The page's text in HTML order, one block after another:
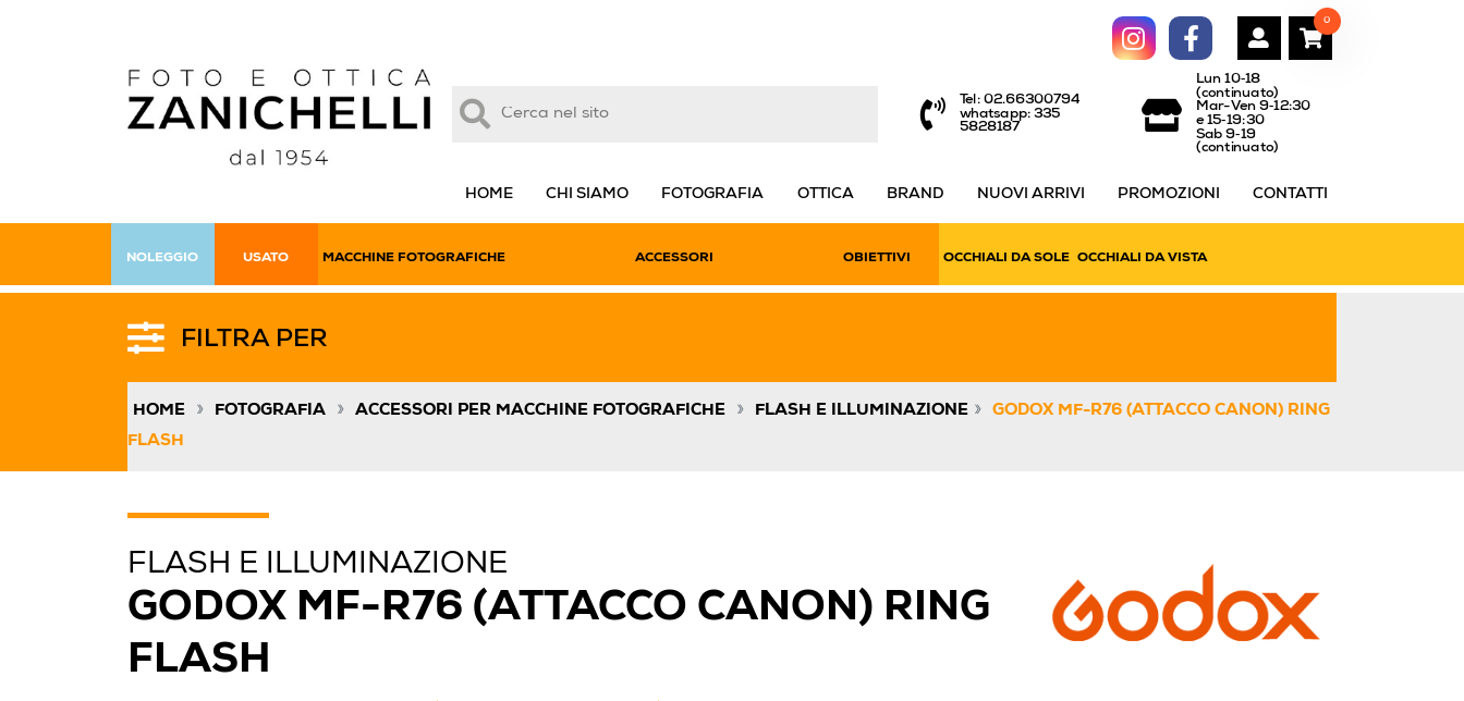
Tel: 02.66300794
whatsapp: 335
5828187
Lun 10‑18
(continuato)
Mar-Ven 9‑12:30
e 15‑19:30
Sab 9‑19
(continuato)
HOME CHI SIAMO FOTOGRAFIA OTTICA BRAND NUOVI ARRIVI PROMOZIONI CONTATTI
0
NOLEGGIO USATO MACCHINE FOTOGRAFICHE ACCESSORI OBIETTIVI OCCHIALI DA SOLE OCCHIALI DA VISTA
FILTRA PER
HOME » FOTOGRAFIA » ACCESSORI PER MACCHINE FOTOGRAFICHE » FLASH E ILLUMINAZIONE »
GODOX MF-R76 (ATTACCO CANON) RING
FLASH
FLASH E ILLUMINAZIONE
GODOX MF-R76 (ATTACCO CANON) RING
FLASH